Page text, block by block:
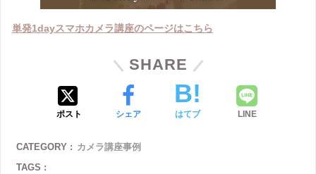
単発1dayスマホカメラ講座のページはこちら
SHARE
ポスト シェア はてブ LINE
CATEGORY : カメラ講座事例
TAGS :